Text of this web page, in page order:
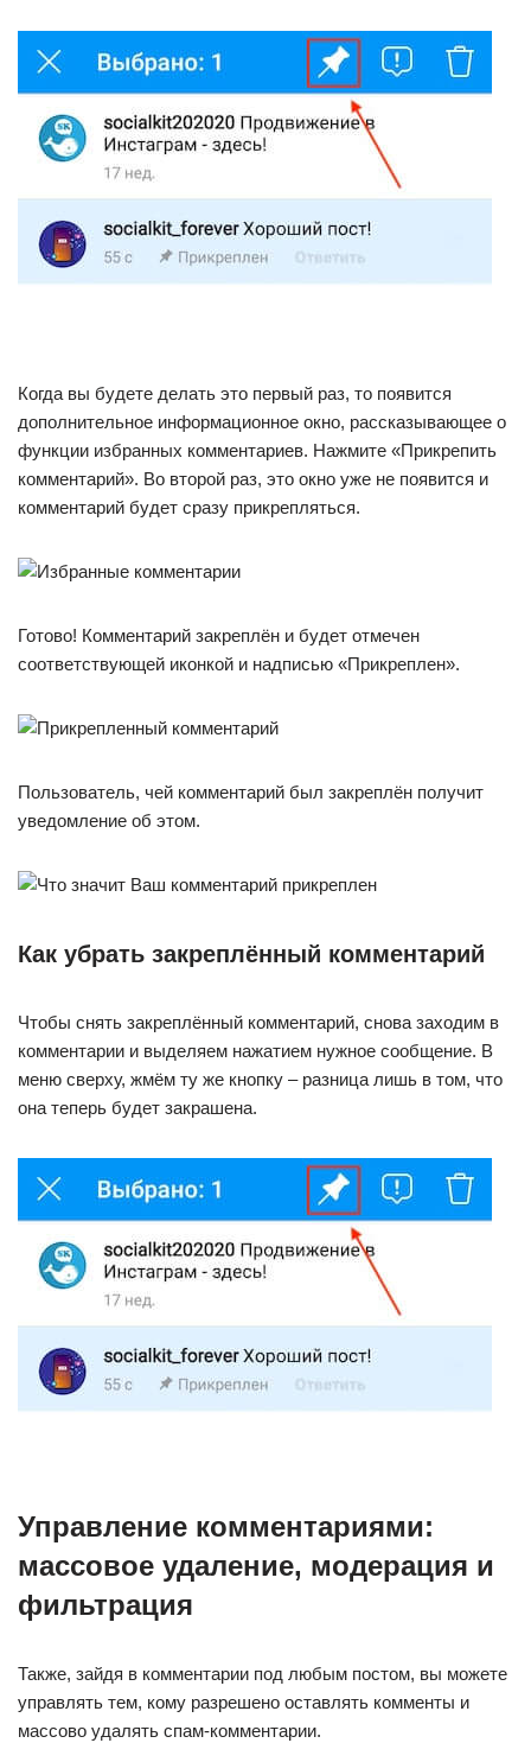
Когда вы будете делать это первый раз, то появится
дополнительное информационное окно, рассказывающее о
функции избранных комментариев. Нажмите «Прикрепить
комментарий». Во второй раз, это окно уже не появится и
комментарий будет сразу прикрепляться.
Готово! Комментарий закреплён и будет отмечен
соответствующей иконкой и надписью «Прикреплен».
Пользователь, чей комментарий был закреплён получит
уведомление об этом.
Как убрать закреплённый комментарий
Чтобы снять закреплённый комментарий, снова заходим в
комментарии и выделяем нажатием нужное сообщение. В
меню сверху, жмём ту же кнопку – разница лишь в том, что
она теперь будет закрашена.
Управление комментариями:
массовое удаление, модерация и
фильтрация
Также, зайдя в комментарии под любым постом, вы можете
управлять тем, кому разрешено оставлять комменты и
массово удалять спам-комментарии.